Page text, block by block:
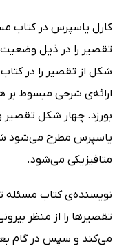
کارل یاسپرس در کتاب
تقصیر را در ذیل وضعیت
شکل از تقصیر را در
ارائه‌ی شرحی مبسوط بر
بورزد. چهار شکل
یاسپرس مطرح می‌شود
متافیزیکی می‌شود.
نویسنده‌ی کتاب مسئله
تقصیرها را از منظر
می‌کند و سپس در گام